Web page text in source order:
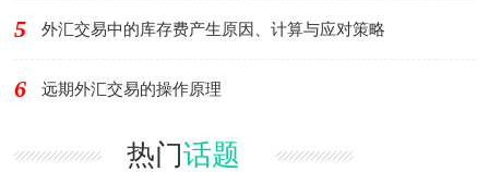
5 外汇交易中的库存费产生原因、计算与应对策略
6 远期外汇交易的操作原理
热门话题